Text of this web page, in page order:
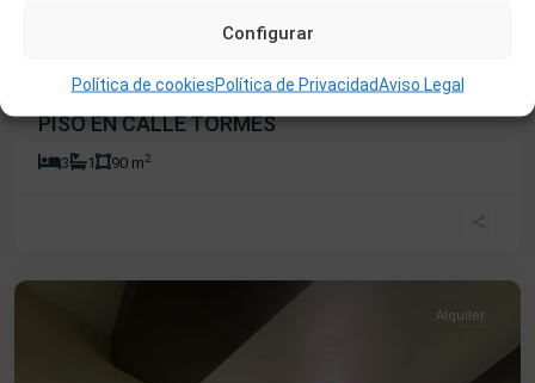
Configurar
Política de cookiesPolítica de PrivacidadAviso Legal
500 €
PISO EN CALLE TORMES
3 1 90 m2
Ref:049
Alquiler